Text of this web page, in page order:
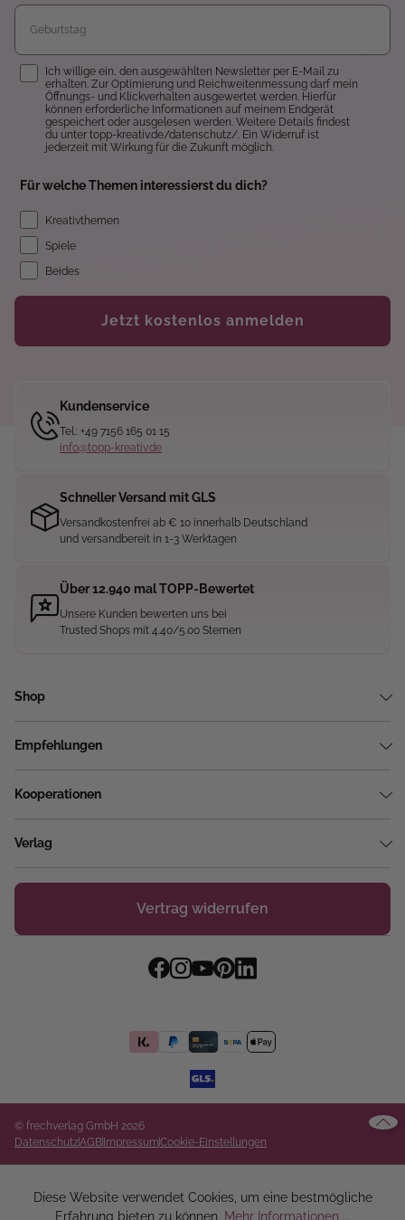
Einwilligung
Ich willige ein, den ausgewählten Newsletter per E-Mail zu
erhalten. Zur Optimierung und Reichweitenmessung darf mein
Öffnungs- und Klickverhalten ausgewertet werden. Hierfür
können erforderliche Informationen auf meinem Endgerät
gespeichert oder ausgelesen werden. Weitere Details findest
du unter topp-kreativ.de/datenschutz/. Ein Widerruf ist
jederzeit mit Wirkung für die Zukunft möglich.
Für welche Themen interessierst du dich?
Kreativthemen
Spiele
Beides
Jetzt kostenlos anmelden
Kundenservice
Tel.: +49 7156 165 01 15
info@topp-kreativ.de
Schneller Versand mit GLS
Versandkostenfrei ab € 10 innerhalb Deutschland
und versandbereit in 1-3 Werktagen
Über 12.940 mal TOPP-Bewertet
Unsere Kunden bewerten uns bei
Trusted Shops mit 4.40/5.00 Sternen
Shop
Empfehlungen
Kooperationen
Verlag
Vertrag widerrufen
© frechverlag GmbH 2026
DatenschutzAGBImpressumCookie-Einstellungen
Diese Website verwendet Cookies, um eine bestmögliche
Erfahrung bieten zu können. Mehr Informationen ...